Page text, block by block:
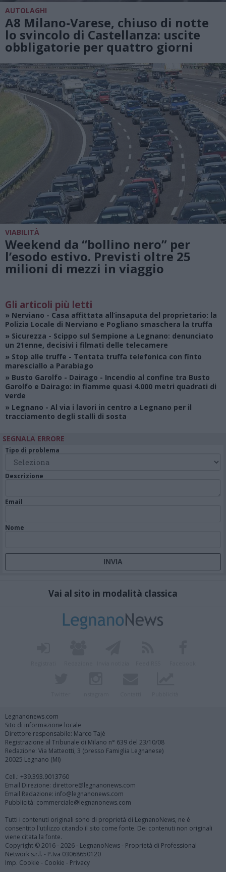
AUTOLAGHI
A8 Milano-Varese, chiuso di notte
lo svincolo di Castellanza: uscite
obbligatorie per quattro giorni
VIABILITÀ
Weekend da “bollino nero” per
l’esodo estivo. Previsti oltre 25
milioni di mezzi in viaggio
Gli articoli più letti
» Nerviano - Casa affittata all’insaputa del proprietario: la
Polizia Locale di Nerviano e Pogliano smaschera la truffa
» Sicurezza - Scippo sul Sempione a Legnano: denunciato
un 21enne, decisivi i filmati delle telecamere
» Stop alle truffe - Tentata truffa telefonica con finto
maresciallo a Parabiago
» Busto Garolfo - Dairago - Incendio al confine tra Busto
Garolfo e Dairago: in fiamme quasi 4.000 metri quadrati di
verde
» Legnano - Al via i lavori in centro a Legnano per il
tracciamento degli stalli di sosta
SEGNALA ERRORE
Tipo di problema
Descrizione
Email
Nome
Vai al sito in modalità classica
Legnanonews.com
Sito di informazione locale
Direttore responsabile: Marco Tajè
Registrazione al Tribunale di Milano n° 639 del 23/10/08
Redazione: Via Matteotti, 3 (presso Famiglia Legnanese)
20025 Legnano (MI)
Cell.: +39.393.9013760
Email Direzione: direttore@legnanonews.com
Email Redazione: info@legnanonews.com
Pubblicità: commerciale@legnanonews.com
Tutti i contenuti originali sono di proprietà di LegnanoNews, ne è
consentito l'utilizzo citando il sito come fonte. Dei contenuti non originali
viene citata la fonte.
Copyright © 2016 - 2026 - LegnanoNews - Proprietà di Professional
Network s.r.l. - P.Iva 03068650120
Imp. Cookie - Cookie - Privacy